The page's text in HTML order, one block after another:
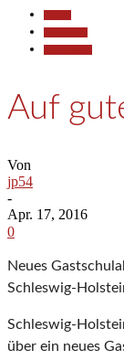
Auf
Von
jp54
-
Apr. 17, 2016
0
Neues
Schleswig-
Schleswig-
über ein neues